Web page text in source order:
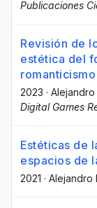
Publicaciones
Revisión de
estética del
romanticismo
2023 ·
Digital Games
Estéticas de
espacios de
2021 · Alejandro